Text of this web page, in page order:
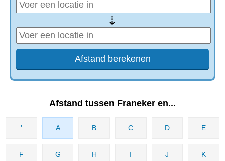
⇢
Afstand tussen Franeker en...
' A B C D E
F G H I J K